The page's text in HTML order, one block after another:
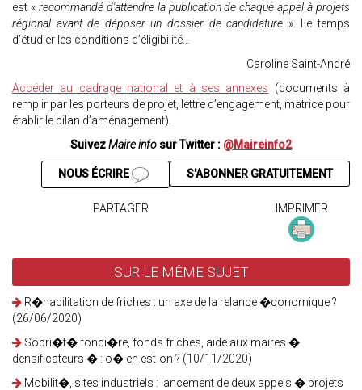
est « recommandé d'attendre la publication de chaque appel à projets
régional avant de déposer un dossier de candidature ». Le temps
d’étudier les conditions d’éligibilité…
Caroline Saint-André
Accéder au cadrage national et à ses annexes (documents à
remplir par les porteurs de projet, lettre d’engagement, matrice pour
établir le bilan d’aménagement).
SuivezMaire info sur Twitter : @Maireinfo2
S'ABONNER GRATUITEMENT
NOUS ÉCRIRE
PARTAGER IMPRIMER
SUR LE MÊME SUJET
R�habilitation de friches : un axe de la relance �conomique ?
(26/06/2020)
Sobri�t� fonci�re, fonds friches, aide aux maires �
densificateurs � : o� en est-on ? (10/11/2020)
Mobilit�, sites industriels : lancement de deux appels � projets